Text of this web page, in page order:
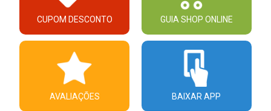
CUPOM DESCONTO GUIA SHOP ONLINE
AVALIAÇÕES BAIXAR APP